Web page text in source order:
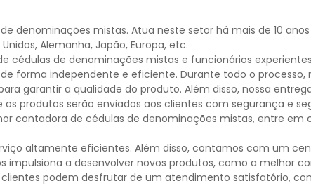
denominações mistas. Atua neste setor há mais de 10 anos
Alemanha, Japão, Europa, etc.
cédulas de denominações mistas e funcionários
forma independente e eficiente. Durante todo o processo,
garantir a qualidade do produto. Além disso, nossa
produtos serão enviados aos clientes com segurança e
contadora de cédulas de denominações mistas, entre em
altamente eficientes. Além disso, contamos com um
impulsiona a desenvolver novos produtos, como a melhor
podem desfrutar de um atendimento satisfatório,